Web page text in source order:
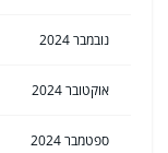
נובמבר 2024
אוקטובר 2024
ספטמבר 2024